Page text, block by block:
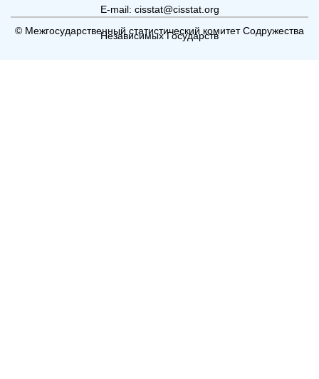
E-mail: cisstat@cisstat.org
© Межгосударственный статистический комитет Содружества
Независимых Государств